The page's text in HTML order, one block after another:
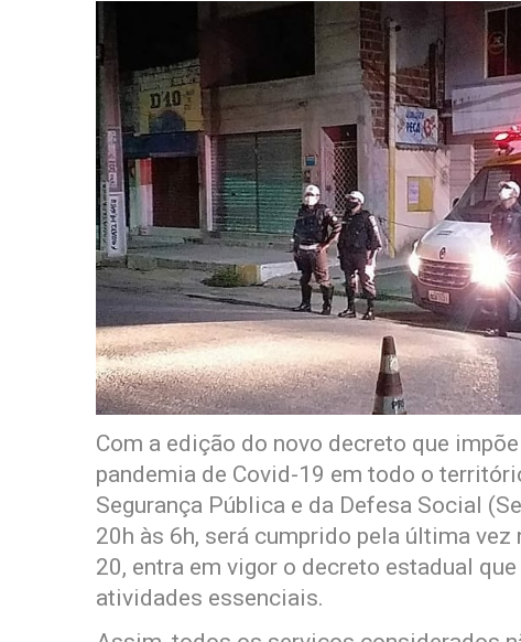
Com a edição do novo decreto que
pandemia de Covid-19 em todo o
Segurança Pública e da Defesa Social
20h às 6h, será cumprido pela última
20, entra em vigor o decreto estadual
atividades essenciais.